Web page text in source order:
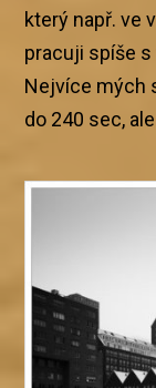
který např. ve
pracuji spíše
Nejvíce mých
do 240 sec,